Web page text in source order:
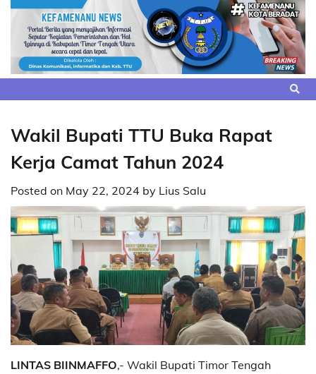
Skip
content
Wakil Bupati TTU Buka Rapat
Kerja Camat Tahun 2024
Posted on May 22, 2024 by Lius Salu
LINTAS BIINMAFFO,- Wakil Bupati Timor Tengah